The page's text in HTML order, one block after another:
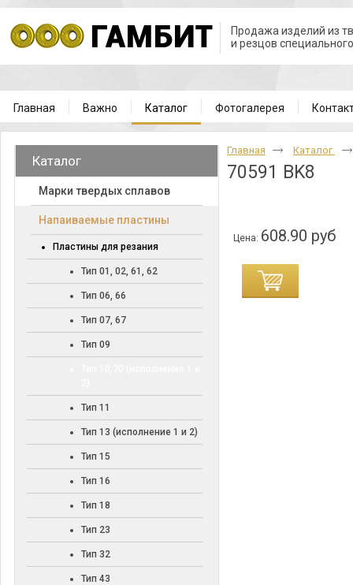
Продажа изделий из
и резцов
Главная Важно Каталог Фотогалерея
Каталог
Марки твердых сплавов
Напаиваемые пластины
Пластины для резания
Тип 01, 02, 61, 62
Тип 06, 66
Тип 07, 67
Тип 09
Тип 11
Тип 13 (исполнение 1 и 2)
Тип 15
Тип 16
Тип 18
Тип 23
Тип 32
Тип 43
Главная Каталог
70591 BK8
Цена: 608.90 руб